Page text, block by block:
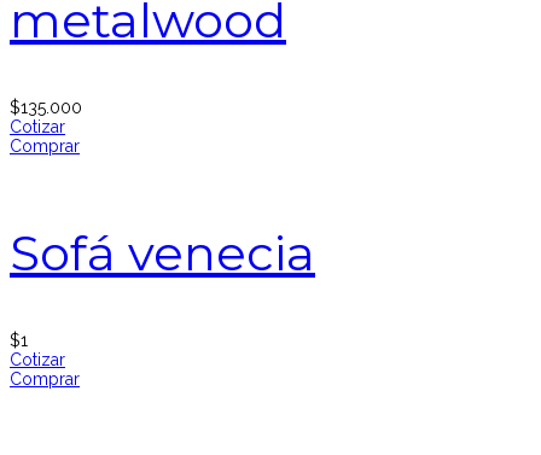
metalwood
$135.000
Cotizar
Comprar
Sofá venecia
$1
Cotizar
Comprar